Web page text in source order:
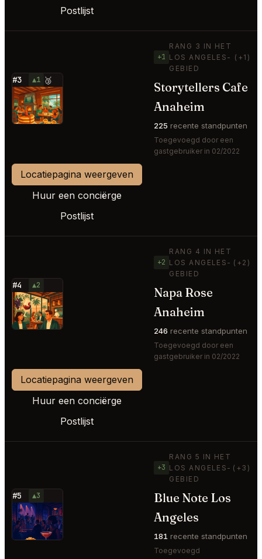
Postlijst
#3 ▲1 🥉
⭐
+1
RANG 3 IN HET
LOS ANGELES-
GEBIED
(+1)
Storytellers Cafe
Anaheim
225 recente standpunten
Toegevoegd door een
gastgebruiker in 02/2022
Locatiepagina weergeven
Huur een conciërge
Postlijst
#4 ▲2
⭐
+2
RANG 4 IN HET
LOS ANGELES-
GEBIED
(+2)
Napa Rose
Anaheim
246 recente standpunten
Toegevoegd door een
gastgebruiker in 02/2022
Locatiepagina weergeven
Huur een conciërge
Postlijst
#5 ▲3
⭐
+3
RANG 5 IN HET
LOS ANGELES-
GEBIED
(+3)
Blue Note Los
Angeles
181 recente standpunten
Toegevoegd